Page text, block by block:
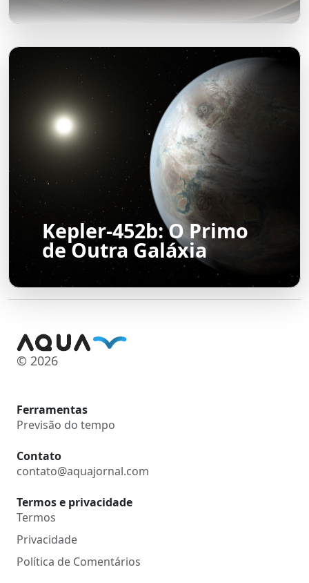
Kepler-452b: O Primo
de Outra Galáxia
© 2026
Ferramentas
Previsão do tempo
Contato
contato@aquajornal.com
Termos e privacidade
Termos
Privacidade
Política de Comentários